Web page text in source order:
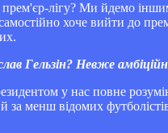
прем'єр-лігу? Ми йдемо
хоче вийти до
Гельзін? Невже
у нас повне
за менш відомих